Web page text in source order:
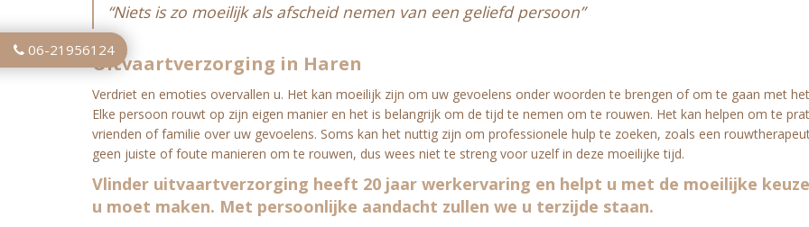
06-21956124
“Niets is zo moeilijk als afscheid nemen van een geliefd persoon”
Uitvaartverzorging in Haren
Verdriet en emoties overvallen u. Het kan moeilijk zijn om uw gevoelens onder woorden te brengen of om te gaan met
Elke persoon rouwt op zijn eigen manier en het is belangrijk om de tijd te nemen om te rouwen. Het kan helpen om te
vrienden of familie over uw gevoelens. Soms kan het nuttig zijn om professionele hulp te zoeken, zoals een
geen juiste of foute manieren om te rouwen, dus wees niet te streng voor uzelf in deze moeilijke tijd.
Vlinder uitvaartverzorging heeft 20 jaar werkervaring en helpt u met de moeilijke
u moet maken. Met persoonlijke aandacht zullen we u terzijde staan.